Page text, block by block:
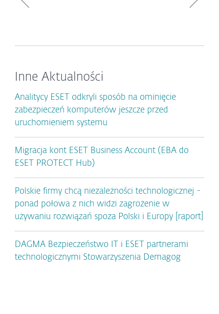
Inne Aktualności
Analitycy ESET odkryli sposób na ominięcie
zabezpieczeń komputerów jeszcze przed
uruchomieniem systemu
Migracja kont ESET Business Account (EBA do
ESET PROTECT Hub)
Polskie firmy chcą niezależności technologicznej -
ponad połowa z nich widzi zagrożenie w
używaniu rozwiązań spoza Polski i Europy [raport]
DAGMA Bezpieczeństwo IT i ESET partnerami
technologicznymi Stowarzyszenia Demagog